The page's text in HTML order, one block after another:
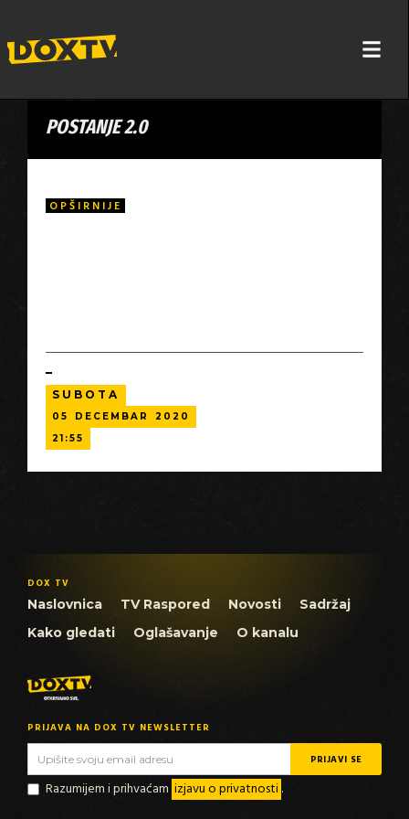
POSTANJE 2.0
OPŠIRNIJE
SUBOTA
05 DECEMBAR
2020
21:55
DOX TV
Naslovnica TV Raspored Novosti
Sadržaj
Kako gledati
Oglašavanje O kanalu
PRIJAVA NA DOX TV NEWSLETTER
Razumijem i prihvaćam izjavu o privatnosti.